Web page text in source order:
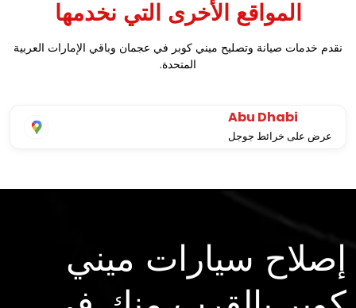
المواقع الأخرى التي نخدمها
نقدم خدمات صيانة وتصليح ميني كوبر في عجمان وباقي الإمارات العربية
المتحدة.
Abu Dhabi
عرض على خرائط جوجل
إصلاح سيارات ميني
كوبر بالقرب منك في